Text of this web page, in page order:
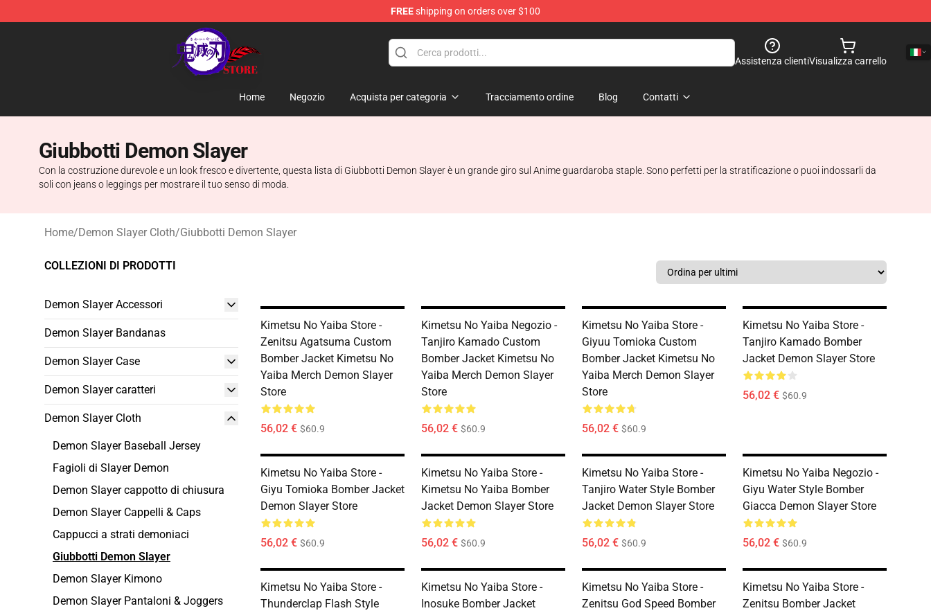
FREEshipping on orders over $100
Kimetsu no Yaiba Store - Official Kimetsu no Yaiba Merchandise Shop
Assistenza clientiVisualizza carrello
Home Negozio Acquista per categoria Tracciamento ordine Blog Contatti
Giubbotti Demon Slayer
Con la costruzione durevole e un look fresco e divertente, questa lista di Giubbotti Demon Slayer è un grande giro sul Anime guardaroba staple. Sono perfetti per la stratificazione o puoi indossarli da
soli con jeans o leggings per mostrare il tuo senso di moda.
Home/Demon Slayer Cloth/Giubbotti Demon Slayer
COLLEZIONI DI PRODOTTI
Demon Slayer Accessori
Demon Slayer Bandanas
Demon Slayer Case
Demon Slayer caratteri
Demon Slayer Cloth
Demon Slayer Baseball Jersey
Fagioli di Slayer Demon
Demon Slayer cappotto di chiusura
Demon Slayer Cappelli & Caps
Cappucci a strati demoniaci
Giubbotti Demon Slayer
Demon Slayer Kimono
Demon Slayer Pantaloni & Joggers
Kimetsu No Yaiba Store -
Zenitsu Agatsuma Custom
Bomber Jacket Kimetsu No
Yaiba Merch Demon Slayer
Store
56,02 € $60.9
Kimetsu No Yaiba Negozio -
Tanjiro Kamado Custom
Bomber Jacket Kimetsu No
Yaiba Merch Demon Slayer
Store
56,02 € $60.9
Kimetsu No Yaiba Store -
Giyuu Tomioka Custom
Bomber Jacket Kimetsu No
Yaiba Merch Demon Slayer
Store
56,02 € $60.9
Kimetsu No Yaiba Store -
Tanjiro Kamado Bomber
Jacket Demon Slayer Store
56,02 € $60.9
Kimetsu No Yaiba Store -
Giyu Tomioka Bomber Jacket
Demon Slayer Store
56,02 € $60.9
Kimetsu No Yaiba Store -
Kimetsu No Yaiba Bomber
Jacket Demon Slayer Store
56,02 € $60.9
Kimetsu No Yaiba Store -
Tanjiro Water Style Bomber
Jacket Demon Slayer Store
56,02 € $60.9
Kimetsu No Yaiba Negozio -
Giyu Water Style Bomber
Giacca Demon Slayer Store
56,02 € $60.9
Kimetsu No Yaiba Store -
Thunderclap Flash Style
Kimetsu No Yaiba Store -
Inosuke Bomber Jacket
Kimetsu No Yaiba Store -
Zenitsu God Speed Bomber
Kimetsu No Yaiba Store -
Zenitsu Bomber Jacket